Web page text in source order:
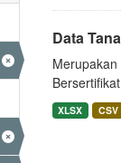
Data
XLSX CSV